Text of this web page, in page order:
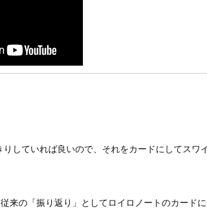
していれば良いので、それをカードにしてス
来の「振り返り」としてロイロノートのカード